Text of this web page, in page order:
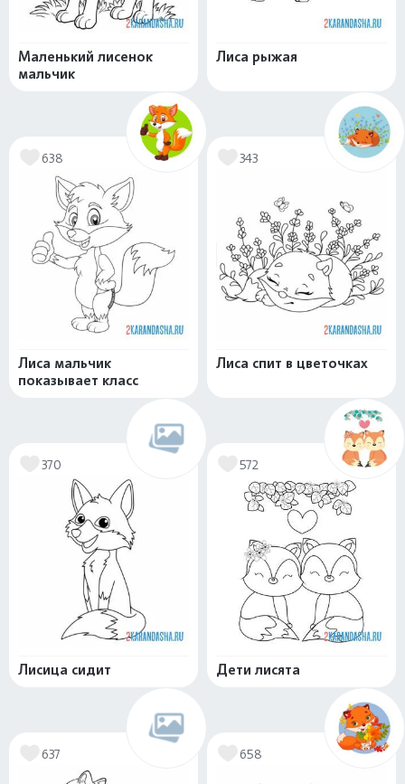
Маленький лисенок
мальчик
Лиса рыжая
638
Лиса мальчик
показывает класс
343
Лиса спит в цветочках
370
Лисица сидит
572
Дети лисята
637 658